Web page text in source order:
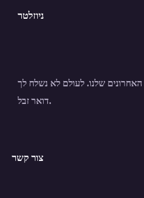
ניוזלטר
שלנו. לעולם לא נשלח לך
דואר זבל.
צור קשר